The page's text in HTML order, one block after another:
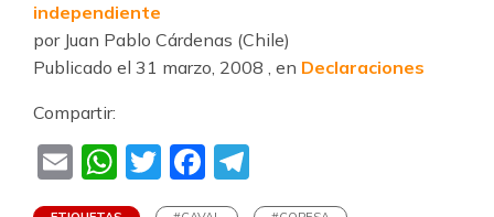
independiente
por Juan Pablo Cárdenas (Chile)
Publicado el 31 marzo, 2008 , en Declaraciones
Compartir:
EmailWhatsApp
TwitterFacebook